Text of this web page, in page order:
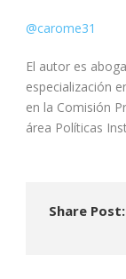
@carome31
El autor es
especialización
en la Comisión
área Políticas
Share Post: